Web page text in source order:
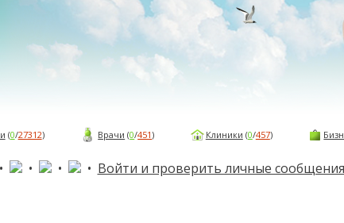
(0/27312) Врачи (0/451) Клиники (0/457)
• • • Войти и проверить личные сообщения